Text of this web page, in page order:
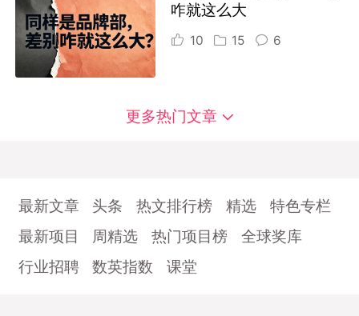
咋就这么大
10 15 6
更多热门文章
最新文章 头条 热文排行榜 精选
特色专栏
最新项目
周精选 热门项目榜
全球奖库
行业招聘
数英指数 课堂